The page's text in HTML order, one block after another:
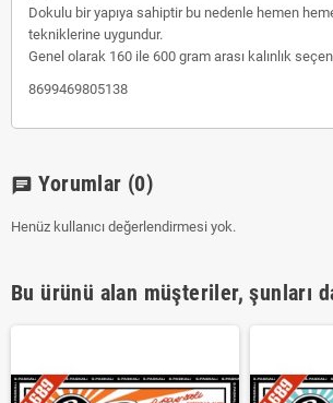
Dokulu bir yapıya sahiptir bu nedenle hemen
tekniklerine uygundur.
Genel olarak 160 ile 600 gram arası kalınlık
8699469805138
chat Yorumlar (0)
Henüz kullanıcı değerlendirmesi yok.
Bu ürünü alan müşteriler, şunları